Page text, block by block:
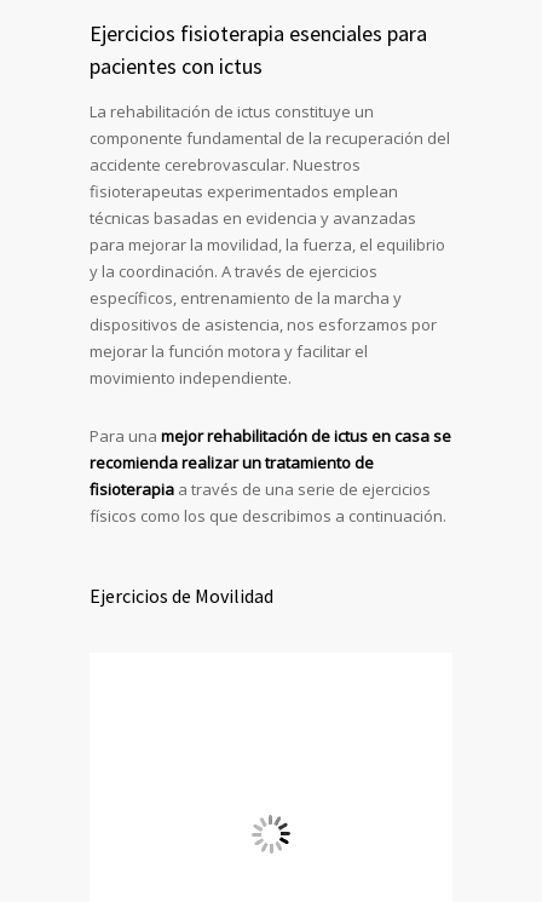
Ejercicios fisioterapia esenciales para
pacientes con ictus
La rehabilitación de ictus constituye un
componente fundamental de la recuperación del
accidente cerebrovascular. Nuestros
fisioterapeutas experimentados emplean
técnicas basadas en evidencia y avanzadas
para mejorar la movilidad, la fuerza, el equilibrio
y la coordinación. A través de ejercicios
específicos, entrenamiento de la marcha y
dispositivos de asistencia, nos esforzamos por
mejorar la función motora y facilitar el
movimiento independiente.
Para una mejor rehabilitación de ictus en casa se
recomienda realizar un tratamiento de
fisioterapia a través de una serie de ejercicios
físicos como los que describimos a continuación.
Ejercicios de Movilidad